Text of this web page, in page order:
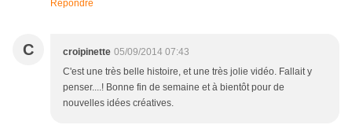
Répondre
C croipinette 05/09/2014 07:43
C'est une très belle histoire, et une très jolie vidéo. Fallait y
penser....! Bonne fin de semaine et à bientôt pour de
nouvelles idées créatives.